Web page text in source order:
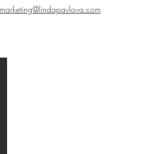
marketing@lindapavlova.com